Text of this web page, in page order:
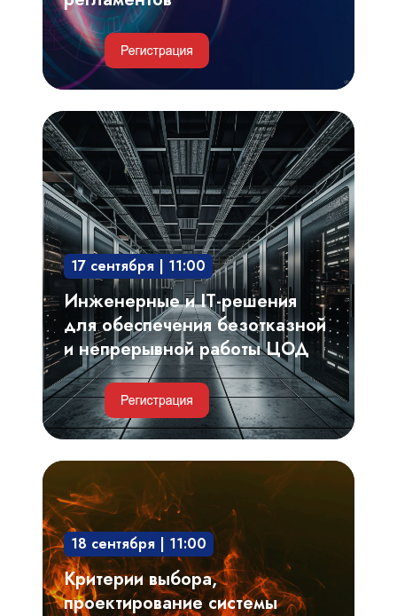
Инженерные
и
IT-
решения
для
обеспечения
безотказной
и
непрерывной
работы
ЦОД
17 сентября | 11:00
Инженерные и IT-решения
для обеспечения безотказной
и непрерывной работы ЦОД
Критерии
выбора,
проектирование
системы
газового
пожаротушения.
18 сентября | 11:00
Критерии выбора,
проектирование системы